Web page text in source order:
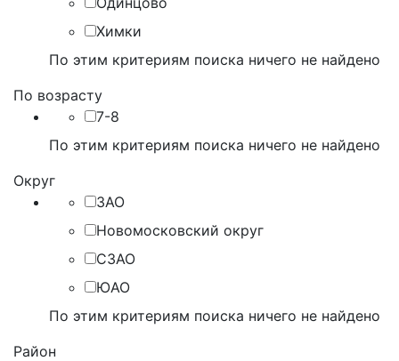
Химки
По этим критериям поиска ничего не найдено
По возрасту
7-8
По этим критериям поиска ничего не найдено
Округ
ЗАО
Новомосковский округ
СЗАО
ЮАО
По этим критериям поиска ничего не найдено
Район